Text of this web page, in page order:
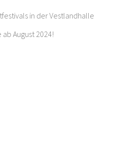
in der Vestlandhalle
August 2024!